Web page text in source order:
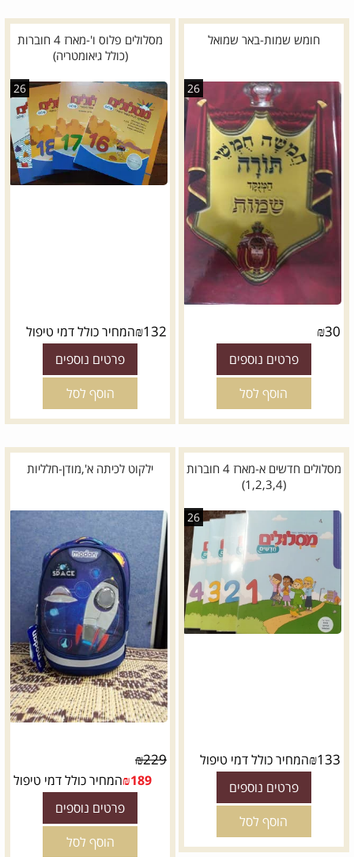
חומש שמות-באר שמואל
26
₪30
פרטים נוספים
הוסף לסל
מסלולים פלוס ו'-מארז 4 חוברות
(כולל גיאומטריה)
26
₪132 המחיר כולל דמי טיפול
פרטים נוספים
הוסף לסל
מסלולים חדשים א-מארז 4 חוברות
(1,2,3,4)
26
₪133 המחיר כולל דמי טיפול
פרטים נוספים
הוסף לסל
ילקוט לכיתה א',מודן-חלליות
₪229
₪189 המחיר כולל דמי טיפול
פרטים נוספים
הוסף לסל